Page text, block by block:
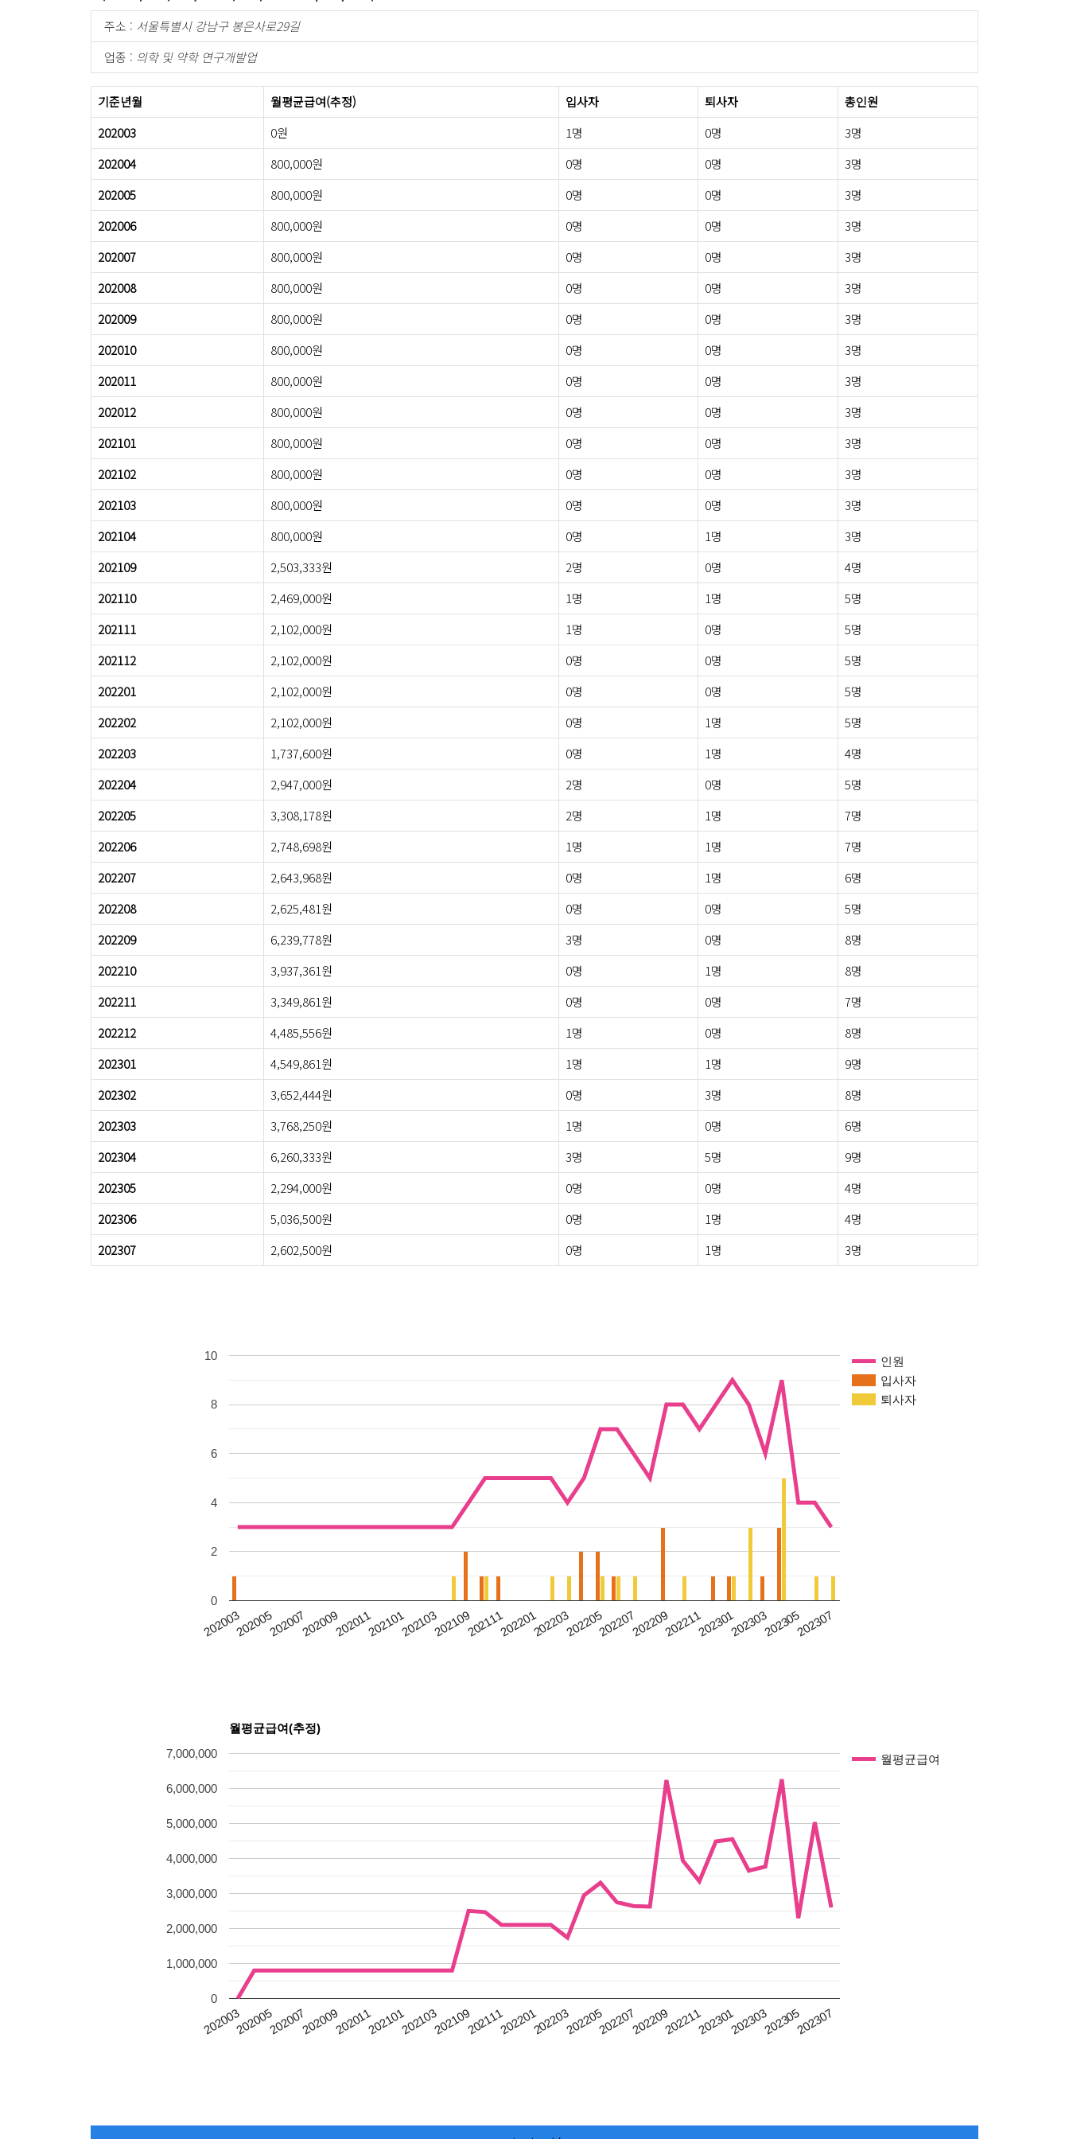
주소 : 서울특별시 강남구 봉은사로29길
업종 : 의학 및 약학 연구개발업
기준년월 월평균급여(추정) 입사자 퇴사자
총인원
202003
0원 1명 0명
3명
202004
800,000원 0명 0명
3명
202005
800,000원 0명 0명
3명
202006
800,000원 0명 0명
3명
202007
800,000원 0명 0명
3명
202008
800,000원 0명 0명
3명
202009
800,000원 0명 0명
3명
202010
800,000원 0명 0명
3명
202011
800,000원 0명 0명
3명
202012
800,000원 0명 0명
3명
202101
800,000원 0명 0명
3명
202102
800,000원 0명 0명
3명
202103
800,000원 0명 0명
3명
202104
800,000원 0명 1명
3명
202109
2,503,333원 2명 0명
4명
202110
2,469,000원 1명 1명
5명
202111
2,102,000원 1명 0명
5명
202112
2,102,000원 0명 0명
5명
202201
2,102,000원 0명 0명
5명
202202
2,102,000원 0명 1명
5명
202203
1,737,600원 0명 1명
4명
202204
2,947,000원 2명 0명
5명
202205
3,308,178원 2명 1명
7명
202206
2,748,698원 1명 1명
7명
202207
2,643,968원 0명 1명
6명
202208
2,625,481원 0명 0명
5명
202209
6,239,778원 3명 0명
8명
202210
3,937,361원 0명 1명
8명
202211
3,349,861원 0명 0명
7명
202212
4,485,556원 1명 0명
8명
202301
4,549,861원 1명 1명
9명
202302
3,652,444원 0명 3명
8명
202303
3,768,250원 1명 0명
6명
202304
6,260,333원 3명 5명
9명
202305
2,294,000원 0명 0명
4명
202306
5,036,500원 0명 1명
4명
202307
2,602,500원 0명 1명 3명
인원
입사자
퇴사자
202003202005202007202009202011202101202103202109202111202201202203202205202207202209202211202301202303202305202307
0
2
4
6
8
10
월평균급여(추정)
월평균급여
202003202005202007202009202011202101202103202109202111202201202203202205202207202209202211202301202303202305202307
0
1,000,000
2,000,000
3,000,000
4,000,000
5,000,000
6,000,000
7,000,000